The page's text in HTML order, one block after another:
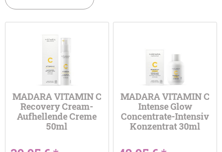
MADARA VITAMIN C
Recovery Cream-
Aufhellende Creme
50ml
MADARA VITAMIN C
Intense Glow
Concentrate-Intensiv
Konzentrat 30ml